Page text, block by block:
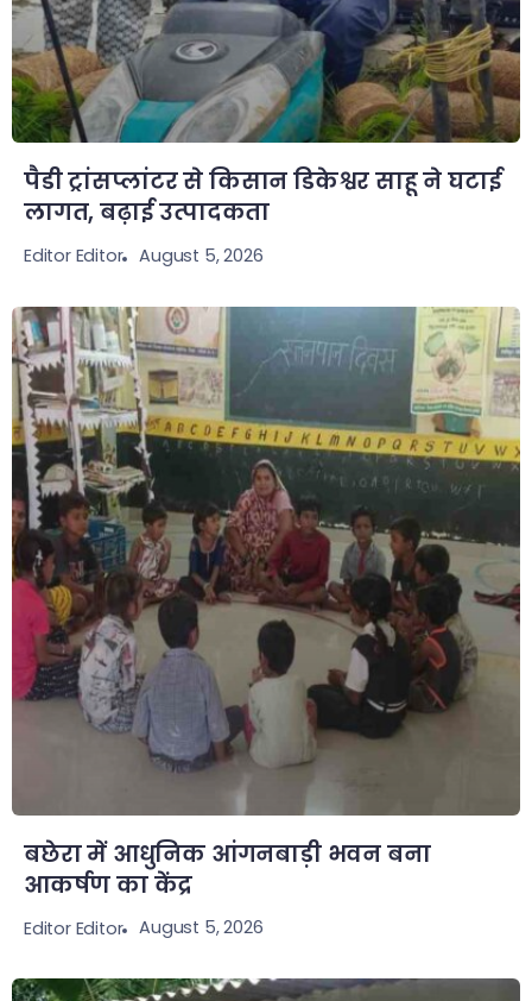
पैडी ट्रांसप्लांटर से किसान डिकेश्वर साहू ने घटाई
लागत, बढ़ाई उत्पादकता
Editor Editor August 5, 2026
बछेरा में आधुनिक आंगनबाड़ी भवन बना
आकर्षण का केंद्र
Editor Editor August 5, 2026